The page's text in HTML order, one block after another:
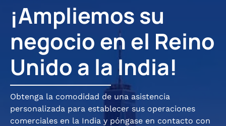
¡Ampliemos su
negocio en el Reino
Unido a la India!
Obtenga la comodidad de una asistencia
personalizada para establecer sus operaciones
comerciales en la India y póngase en contacto con